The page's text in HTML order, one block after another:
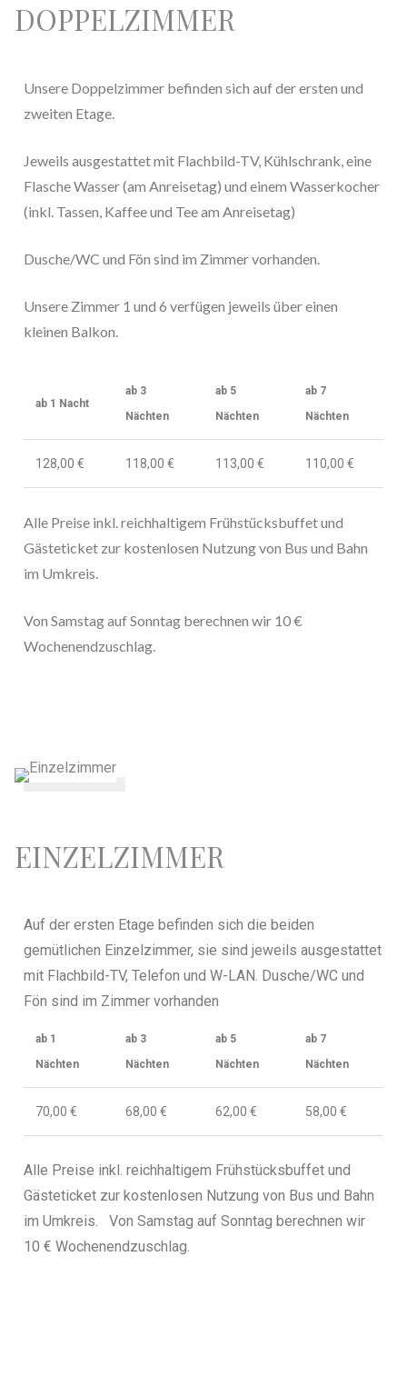
DOPPELZIMMER
Unsere Doppelzimmer befinden sich auf der ersten und
zweiten Etage.
Jeweils ausgestattet mit Flachbild-TV, Kühlschrank, eine
Flasche Wasser (am Anreisetag) und einem Wasserkocher
(inkl. Tassen, Kaffee und Tee am Anreisetag)
Dusche/WC und Fön sind im Zimmer vorhanden.
Unsere Zimmer 1 und 6 verfügen jeweils über einen
kleinen Balkon.
ab 1 Nacht
ab 3
Nächten
ab 5
Nächten
ab 7
Nächten
128,00 € 118,00 € 113,00 € 110,00 €
Alle Preise inkl. reichhaltigem Frühstücksbuffetund
Gästeticket zur kostenlosen Nutzung von Bus und Bahn
im Umkreis.
Von Samstag auf Sonntag berechnen wir 10 €
Wochenendzuschlag.
EINZELZIMMER
Auf der ersten Etage befinden sich die beiden
gemütlichen Einzelzimmer, sie sind jeweils ausgestattet
mit Flachbild-TV, Telefon und W-LAN. Dusche/WC und
Fön sind im Zimmer vorhanden
ab 1
Nächten
ab 3
Nächten
ab 5
Nächten
ab 7
Nächten
70,00 € 68,00 € 62,00 € 58,00 €
Alle Preise inkl. reichhaltigem Frühstücksbuffet und
Gästeticket zur kostenlosen Nutzung von Bus und Bahn
im Umkreis. Von Samstag auf Sonntag berechnen wir
10 € Wochenendzuschlag.